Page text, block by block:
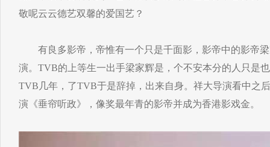
敬呢云云德艺双馨的爱国艺？
有良多影帝，帝惟有一个只是千面影，影帝中的影帝梁
演。TVB的上等生一出手梁家辉是，个不安本分的人只是
TVB几年，了TVB于是辞掉，出来自身。祥大导演看中之
演《垂帘听政》，像奖最年青的影帝并成为香港影戏金。